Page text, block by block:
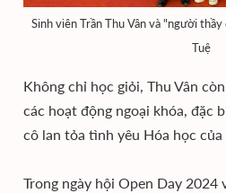
Sinh viên Trần Thu Vân và "người
Tuệ
Không chỉ học giỏi, Thu Vân
các hoạt động ngoại khóa, đặc
cô lan tỏa tình yêu Hóa học của
Trong ngày hội Open Day 2024